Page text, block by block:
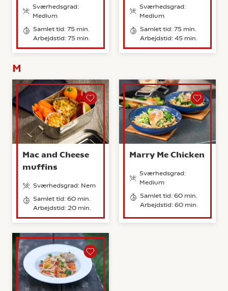
Sværhedsgrad:
Medium
Samlet tid: 75 min.
Arbejdstid: 75 min.
Sværhedsgrad:
Medium
Samlet tid: 75 min.
Arbejdstid: 45 min.
M
Mac and Cheese
muffins
Sværhedsgrad: Nem
Samlet tid: 60 min.
Arbejdstid: 20 min.
Marry Me Chicken
Sværhedsgrad:
Medium
Samlet tid: 60 min.
Arbejdstid: 60 min.